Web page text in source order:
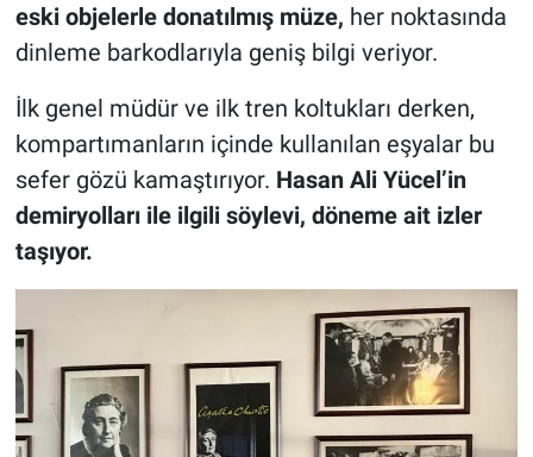
eski objelerle donatılmış müze, her noktasında
dinleme barkodlarıyla geniş bilgi veriyor.
İlk genel müdür ve ilk tren koltukları derken,
kompartımanların içinde kullanılan eşyalar bu
sefer gözü kamaştırıyor. Hasan Ali Yücel’in
demiryolları ile ilgili söylevi, döneme ait izler
taşıyor.